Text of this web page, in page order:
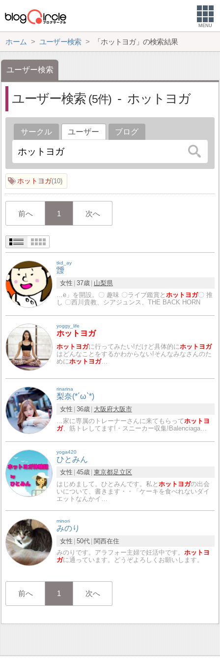
MENU
ホーム ユーザー検索 「ホットヨガ」の検索結果
ユーザー検索
ユーザー検索 5 ホットヨガ
サークル ユーザー ブログ
ホットヨガ 10
前へ 1 次へ
tkd_ay
靉
女性 37歳
山梨県
…e」を開設。〇 趣味 〇ライブ鑑賞とホットヨガ〇 推
し 〇西川貴教、シアジュンス、THE BACK HORN
yoggy_life
ホットヨガ
ホットヨガに行ってみたい!だけど具体的にホットヨガ
はどんなことをするかわからない!そんなみなさんのた
めにホットヨガ…
rinarina
梨奈(*´ω`*)
女性 36歳 大阪府大阪市
…家に専属のトレーナーさんに来てもらってホットヨ
ガ、筋トレしてます!・スニーカー収集!Balenciaga…
yoga420
ひとみん
女性 45歳 東京都足立区
はじめまして。ひとみんです。私とホットヨガの出会
いについて、書きます・・「ケーキを食べれないダイ
エットなんかイ…
minori
みのり
女性 50代 関西在住
みのりです。アラフォー主婦で妊活中です。ホットヨ
ガに通っています。どうぞよろしくお願いします。
前へ 1 次へ